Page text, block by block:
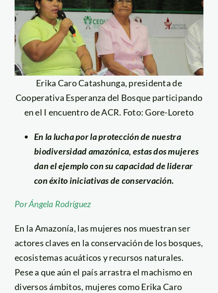
Erika Caro Catashunga, presidenta de
Cooperativa Esperanza del Bosque participando
en el I encuentro de ACR. Foto: Gore-Loreto
En la lucha por la protección de nuestra
biodiversidad amazónica, estas dos mujeres
dan el ejemplo con su capacidad de liderar
con éxito iniciativas de conservación.
Por Ángela Rodríguez
En la Amazonía, las mujeres nos muestran ser
actores claves en la conservación de los bosques,
ecosistemas acuáticos y recursos naturales.
Pese a que aún el país arrastra el machismo en
diversos ámbitos, mujeres como Erika Caro